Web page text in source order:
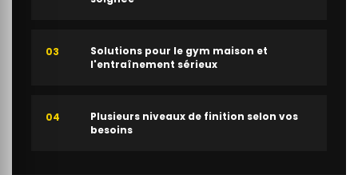
03
Solutions pour le gym maison et
l'entraînement sérieux
04
Plusieurs niveaux de finition selon vos
besoins